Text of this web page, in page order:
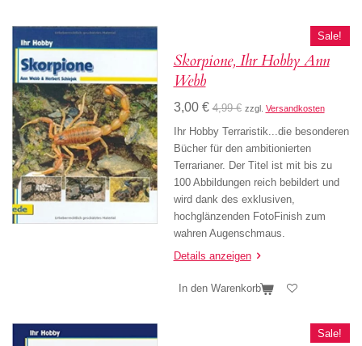
Sale!
Skorpione, Ihr Hobby Ann
Webb
3,00 € 4,99 € zzgl. Versandkosten
Ihr Hobby Terraristik...die besonderen
Bücher für den ambitionierten
Terrarianer. Der Titel ist mit bis zu
100 Abbildungen reich bebildert und
wird dank des exklusiven,
hochglänzenden FotoFinish zum
wahren Augenschmaus.
Details anzeigen
In den Warenkorb
Sale!